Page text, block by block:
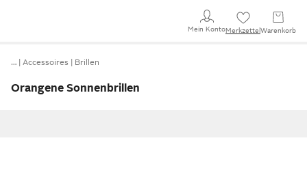
Mein KontoMerkzettel Warenkorb
… Accessoires Brillen
Orangene Sonnenbrillen